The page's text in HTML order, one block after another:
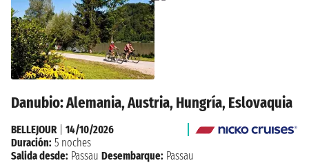
Danubio: Alemania, Austria, Hungría, Eslovaquia
BELLEJOUR| 14/10/2026
Duración: 5 noches
Salida desde: Passau Desembarque: Passau